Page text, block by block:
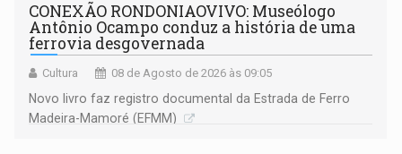
CONEXÃO RONDONIAOVIVO: Museólogo
Antônio Ocampo conduz a história de uma
ferrovia desgovernada
Cultura 08 de Agosto de 2026 às 09:05
Novo livro faz registro documental da Estrada de Ferro
Madeira-Mamoré (EFMM)